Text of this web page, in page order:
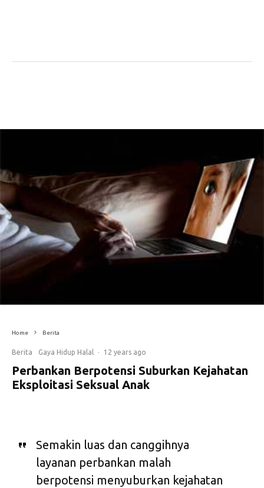
Home Berita
Berita Gaya Hidup Halal · 12 years ago
Perbankan Berpotensi Suburkan Kejahatan
Eksploitasi Seksual Anak
Semakin luas dan canggihnya
layanan perbankan malah
berpotensi menyuburkan kejahatan